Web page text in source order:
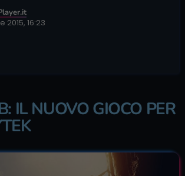
2015, 16:23
IL NUOVO GIOCO PER